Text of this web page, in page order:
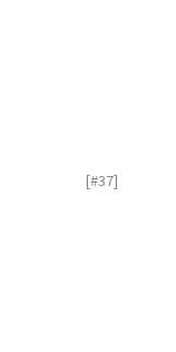
[#37]